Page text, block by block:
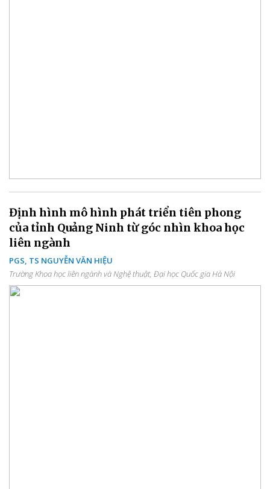
Định hình mô hình phát triển tiên phong
của tỉnh Quảng Ninh từ góc nhìn khoa học
liên ngành
PGS, TS NGUYỄN VĂN HIỆU
Trường Khoa học liên ngành và Nghệ thuật, Đại học Quốc gia Hà Nội